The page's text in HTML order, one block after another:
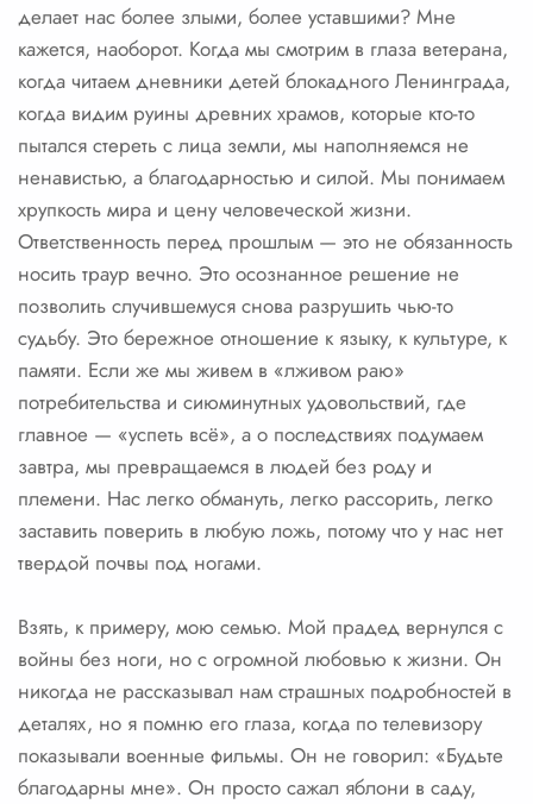
делает нас более злыми, более уставшими? Мне
кажется, наоборот. Когда мы смотрим в глаза ветерана,
когда читаем дневники детей блокадного Ленинграда,
когда видим руины древних храмов, которые кто-то
пытался стереть с лица земли, мы наполняемся не
ненавистью, а благодарностью и силой. Мы понимаем
хрупкость мира и цену человеческой жизни.
Ответственность перед прошлым — это не обязанность
носить траур вечно. Это осознанное решение не
позволить случившемуся снова разрушить чью-то
судьбу. Это бережное отношение к языку, к культуре, к
памяти. Если же мы живем в «лживом раю»
потребительства и сиюминутных удовольствий, где
главное — «успеть всё», а о последствиях подумаем
завтра, мы превращаемся в людей без роду и
племени. Нас легко обмануть, легко рассорить, легко
заставить поверить в любую ложь, потому что у нас нет
твердой почвы под ногами.
Взять, к примеру, мою семью. Мой прадед вернулся с
войны без ноги, но с огромной любовью к жизни. Он
никогда не рассказывал нам страшных подробностей в
деталях, но я помню его глаза, когда по телевизору
показывали военные фильмы. Он не говорил: «Будьте
благодарны мне». Он просто сажал яблони в саду,